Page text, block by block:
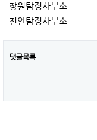
창원탐정사무소
천안탐정사무소
댓글목록